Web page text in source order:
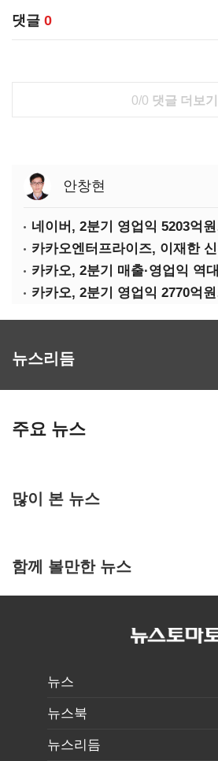
댓글 0
0/0 댓글 더보기
안창현
카카오엔터프라이즈, 이재한
뉴스리듬
주요 뉴스
많이 본 뉴스
함께 볼만한 뉴스
뉴스
뉴스북
뉴스리듬